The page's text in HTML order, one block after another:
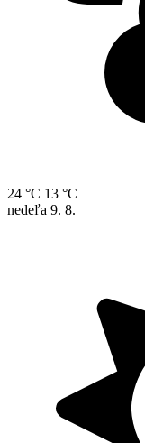
24 °C 13 °C
nedeľa 9. 8.